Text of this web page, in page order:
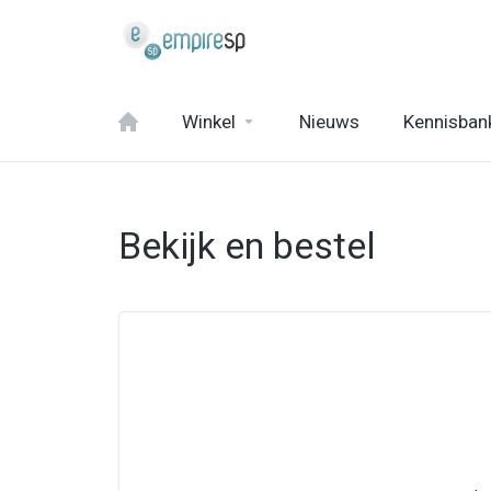
Winkel Nieuws
Bekijk en bestel